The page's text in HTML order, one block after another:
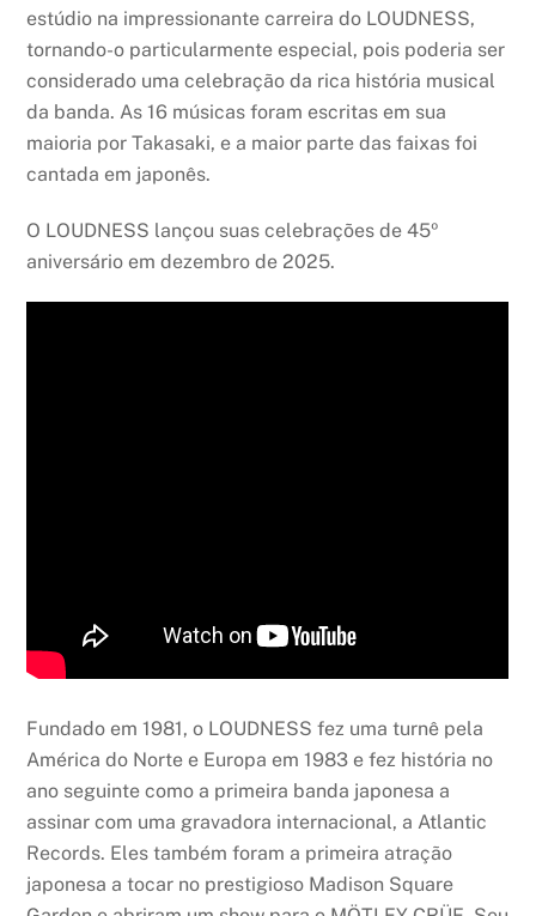
estúdio na impressionante carreira do LOUDNESS,
tornando-o particularmente especial, pois poderia ser
considerado uma celebração da rica história musical
da banda. As 16 músicas foram escritas em sua
maioria por Takasaki, e a maior parte das faixas foi
cantada em japonês.
O LOUDNESS lançou suas celebrações de 45º
aniversário em dezembro de 2025.
Fundado em 1981, o LOUDNESS fez uma turnê pela
América do Norte e Europa em 1983 e fez história no
ano seguinte como a primeira banda japonesa a
assinar com uma gravadora internacional, a Atlantic
Records. Eles também foram a primeira atração
japonesa a tocar no prestigioso Madison Square